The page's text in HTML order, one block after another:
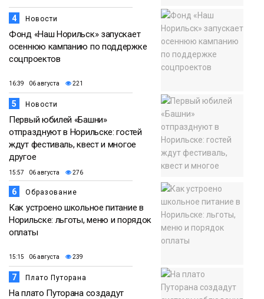
4 Новости
Фонд «Наш Норильск» запускает
осеннюю кампанию по поддержке
соцпроектов
16:39 06 августа 221
5 Новости
Первый юбилей «Башни»
отпразднуют в Норильске: гостей
ждут фестиваль, квест и многое
другое
15:57 06 августа 276
6 Образование
Как устроено школьное питание в
Норильске: льготы, меню и порядок
оплаты
15:15 06 августа 239
7 Плато Путорана
На плато Путорана создадут